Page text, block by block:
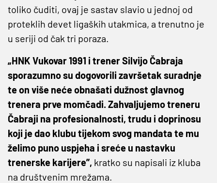
toliko čuditi, ovaj je sastav slavio u jednoj od
proteklih devet ligaških utakmica, a trenutno je
u seriji od čak tri poraza.
„HNK Vukovar 1991 i trener Silvijo Čabraja
sporazumno su dogovorili završetak suradnje
te on više neće obnašati dužnost glavnog
trenera prve momčadi. Zahvaljujemo treneru
Čabraji na profesionalnosti, trudu i doprinosu
koji je dao klubu tijekom svog mandata te mu
želimo puno uspjeha i sreće u nastavku
trenerske karijere”, kratko su napisali iz kluba
na društvenim mrežama.